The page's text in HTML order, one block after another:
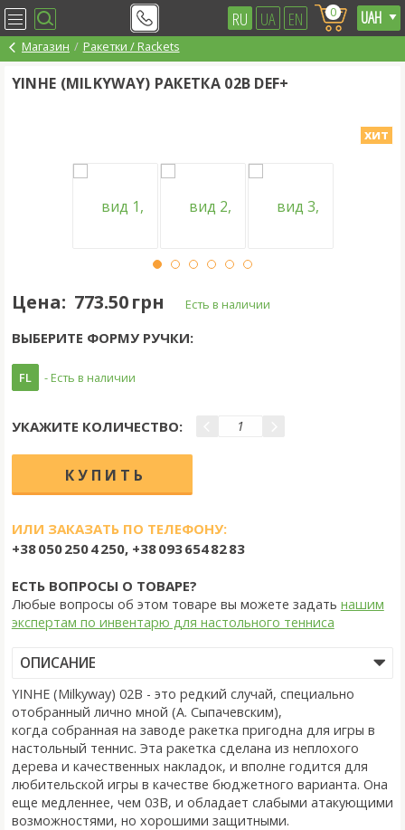
RU UA EN 0
Магазин Ракетки / Rackets
YINHE (MILKYWAY) РАКЕТКА 02B DEF+
хит
Цена: 773.50 грн Есть в наличии
ВЫБЕРИТЕ ФОРМУ РУЧКИ:
FL - Есть в наличии
УКАЖИТЕ КОЛИЧЕСТВО:
ИЛИ ЗАКАЗАТЬ ПО ТЕЛЕФОНУ:
+38 050 250 4 250, +38 093 654 82 83
ЕСТЬ ВОПРОСЫ О ТОВАРЕ?
Любые вопросы об этом товаре вы можете задать нашим
экспертам по инвентарю для настольного тенниса
ОПИСАНИЕ
YINHE (Milkyway) 02B - это редкий случай, специально
отобранный лично мной (А. Сыпачевским),
когда собранная на заводе ракетка пригодна для игры в
настольный теннис. Эта ракетка сделана из неплохого
дерева и качественных накладок, и вполне годится для
любительской игры в качестве бюджетного варианта. Она
еще медленнее, чем 03B, и обладает слабыми атакующими
возможностями, но хорошими защитными.